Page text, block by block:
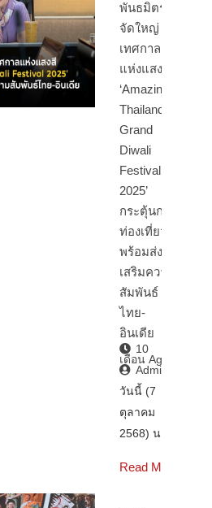
พันธมิตร
จัดใหญ่
เทศกาล
แห่งแสงสี
‘Amazing
Thailand
Grand
Diwali
Festival
2025’
กระตุ้นการ
ท่องเที่ยว
พร้อมส่ง
เสริมความ
สัมพันธ์
ไทย-
อินเดีย
10
เดือน Ago
Admin2
วันนี้ (7
ตุลาคม
2568) นา…
Read More